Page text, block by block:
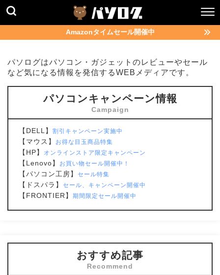
Amazonタイムセール開催中
パソログはパソコン・ガジェットのレビューやセール
など気になる情報を発信するWEBメディアです。
パソコンキャンペーン情報
【DELL】 割引キャンペーン実施中
【マウス】 お得な目玉商品特集
【HP】 オンラインストア限定キャンペーン
【Lenovo】 お買い物セール開催中！
【パソコン工房】 セール特集
【ドスパラ】 セール、キャンペーン開催中
【FRONTIER】 期間限定セール開催中
おすすめ記事